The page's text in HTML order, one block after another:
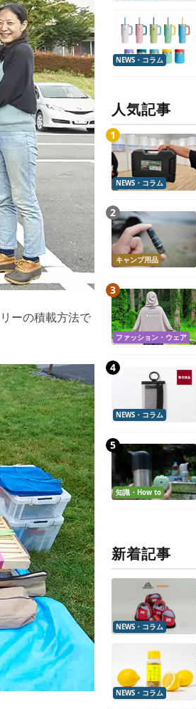
ーの積載方法で
NEWS・コラム
人気記事
NEWS・コラム
キャンプ用品
ファッション・ウェア
NEWS・コラム
知識・How to
新着記事
NEWS・コラム
NEWS・コラム